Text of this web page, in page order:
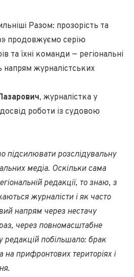
Разом: прозорість та
продовжуємо серію
та їхні команди — регіональні
напрям журналістських
, журналістка у
роботи із судовою
підсилювати розслідувальну
медіа. Оскільки сама
редакції, то знаю, з
журналісти і як часто
напрям через нестачу
через повномасштабне
редакцій побільшало: брак
на прифронтових територіях і